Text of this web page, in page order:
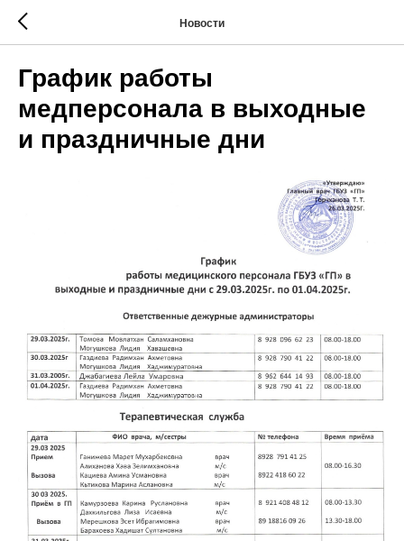
Новости
График работы
медперсонала в выходные
и праздничные дни